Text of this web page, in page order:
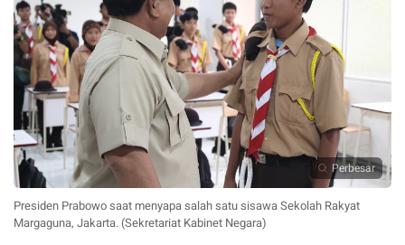
Perbesar
Presiden Prabowo saat menyapa salah satu sisawa Sekolah Rakyat
Margaguna, Jakarta. (Sekretariat Kabinet Negara)